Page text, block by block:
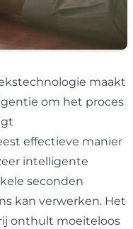
maakt
om het proces
effectieve manier
intelligente
seconden
kan verwerken. Het
onthult moeiteloos